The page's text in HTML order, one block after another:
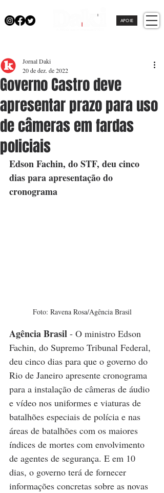
APOIE
Governo Castro deve
apresentar prazo para uso
de câmeras em fardas
policiais
Jornal Daki
20 de dez. de 2022
Edson Fachin, do STF, deu cinco
dias para apresentação do
cronograma
Foto: Ravena Rosa/Agência Brasil
Agência Brasil - O ministro Edson
Fachin, do Supremo Tribunal Federal,
deu cinco dias para que o governo do
Rio de Janeiro apresente cronograma
para a instalação de câmeras de áudio
e vídeo nos uniformes e viaturas de
batalhões especiais de polícia e nas
áreas de batalhões com os maiores
índices de mortes com envolvimento
de agentes de segurança. E em 10
dias, o governo terá de fornecer
informações concretas sobre as novas